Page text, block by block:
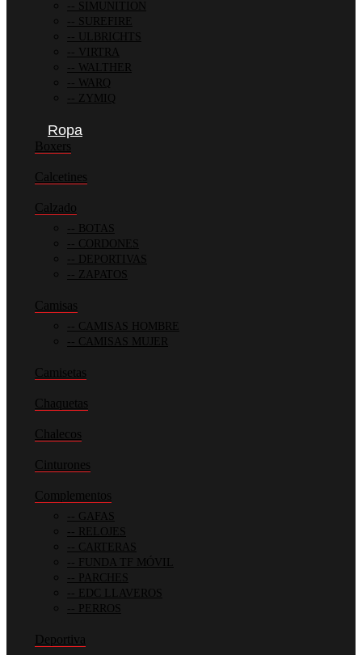
SIMUNITION
SUREFIRE
ULBRICHTS
VIRTRA
WALTHER
WARQ
ZYMIQ
Ropa
Boxers
Calcetines
Calzado
BOTAS
CORDONES
DEPORTIVAS
ZAPATOS
Camisas
CAMISAS HOMBRE
CAMISAS MUJER
Camisetas
Chaquetas
Chalecos
Cinturones
Complementos
GAFAS
RELOJES
CARTERAS
FUNDA TF MÓVIL
PARCHES
EDC LLAVEROS
PERROS
Deportiva